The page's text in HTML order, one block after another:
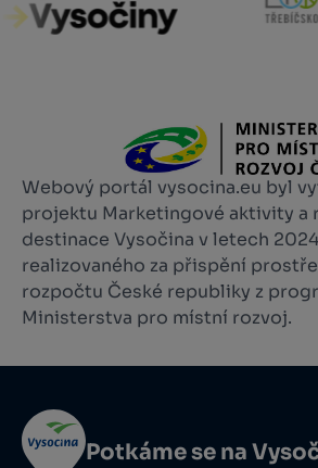
Webový portál vysocina.eu byl
projektu Marketingové aktivity a
destinace Vysočina v letech
realizovaného za přispění
rozpočtu České republiky z
Ministerstva pro místní rozvoj.
Potkáme se na